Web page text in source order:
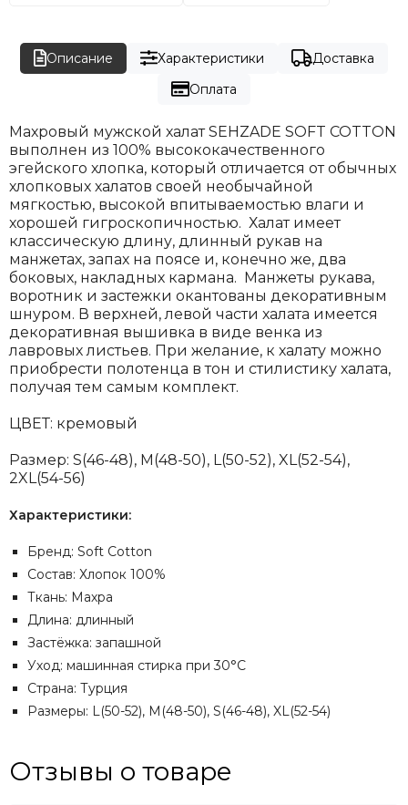
Описание Характеристики
Доставка
Оплата
Махровый мужской халат SEHZADE SOFT COTTON
выполнен из 100% высококачественного
эгейского хлопка, который отличается от обычных
хлопковых халатов своей необычайной
мягкостью, высокой впитываемостью влаги и
хорошей гигроскопичностью. Халат имеет
классическую длину, длинный рукав на
манжетах, запах на поясе и, конечно же, два
боковых, накладных кармана. Манжеты рукава,
воротник и застежки окантованы декоративным
шнуром. В верхней, левой части халата имеется
декоративная вышивка в виде венка из
лавровых листьев. При желание, к халату можно
приобрести полотенца в тон и стилистику халата,
получая тем самым комплект.
ЦВЕТ: кремовый
Размер: S(46-48), M(48-50), L(50-52), XL(52-54),
2XL(54-56)
Характеристики:
Бренд: Soft Cotton
Состав: Хлопок 100%
Ткань: Махра
Длина: длинный
Застёжка: запашной
Уход: машинная стирка при 30°C
Страна: Турция
Размеры: L(50-52), M(48-50), S(46-48), XL(52-54)
Отзывы о товаре